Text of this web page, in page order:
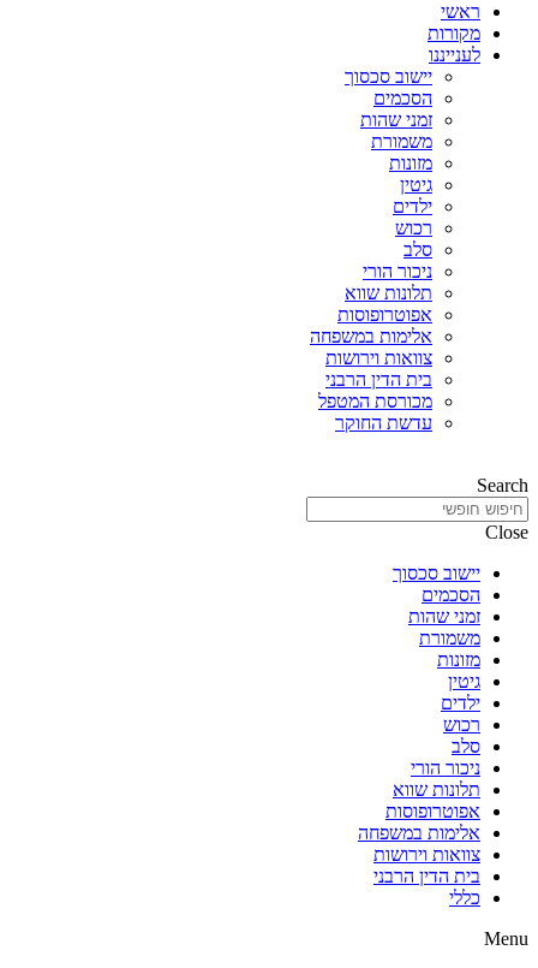
ראשי
מקורות
לענייננו
יישוב סכסוך
הסכמים
זמני שהות
משמורת
מזונות
גיטין
ילדים
רכוש
סלב
ניכור הורי
תלונות שווא
אפוטרופוסות
אלימות במשפחה
צוואות וירושות
בית הדין הרבני
מכורסת המטפל
עדשת החוקר
Search
Close
יישוב סכסוך
הסכמים
זמני שהות
משמורת
מזונות
גיטין
ילדים
רכוש
סלב
ניכור הורי
תלונות שווא
אפוטרופוסות
אלימות במשפחה
צוואות וירושות
בית הדין הרבני
כללי
Menu